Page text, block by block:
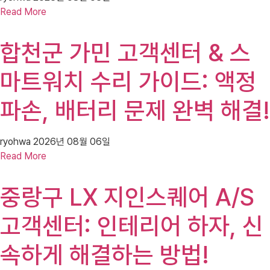
Read More
합천군 가민 고객센터 & 스
마트워치 수리 가이드: 액정
파손, 배터리 문제 완벽 해결!
ryohwa 2026년 08월 06일
Read More
중랑구 LX 지인스퀘어 A/S
고객센터: 인테리어 하자, 신
속하게 해결하는 방법!